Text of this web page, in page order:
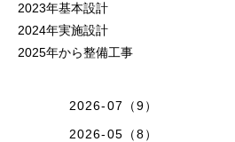
2023年基本設計
2024年実施設計
2025年から整備工事
2026-07（9）
2026-05（8）